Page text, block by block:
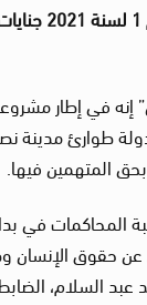
في إطار
المتهمين فيها.
المحاكمات في